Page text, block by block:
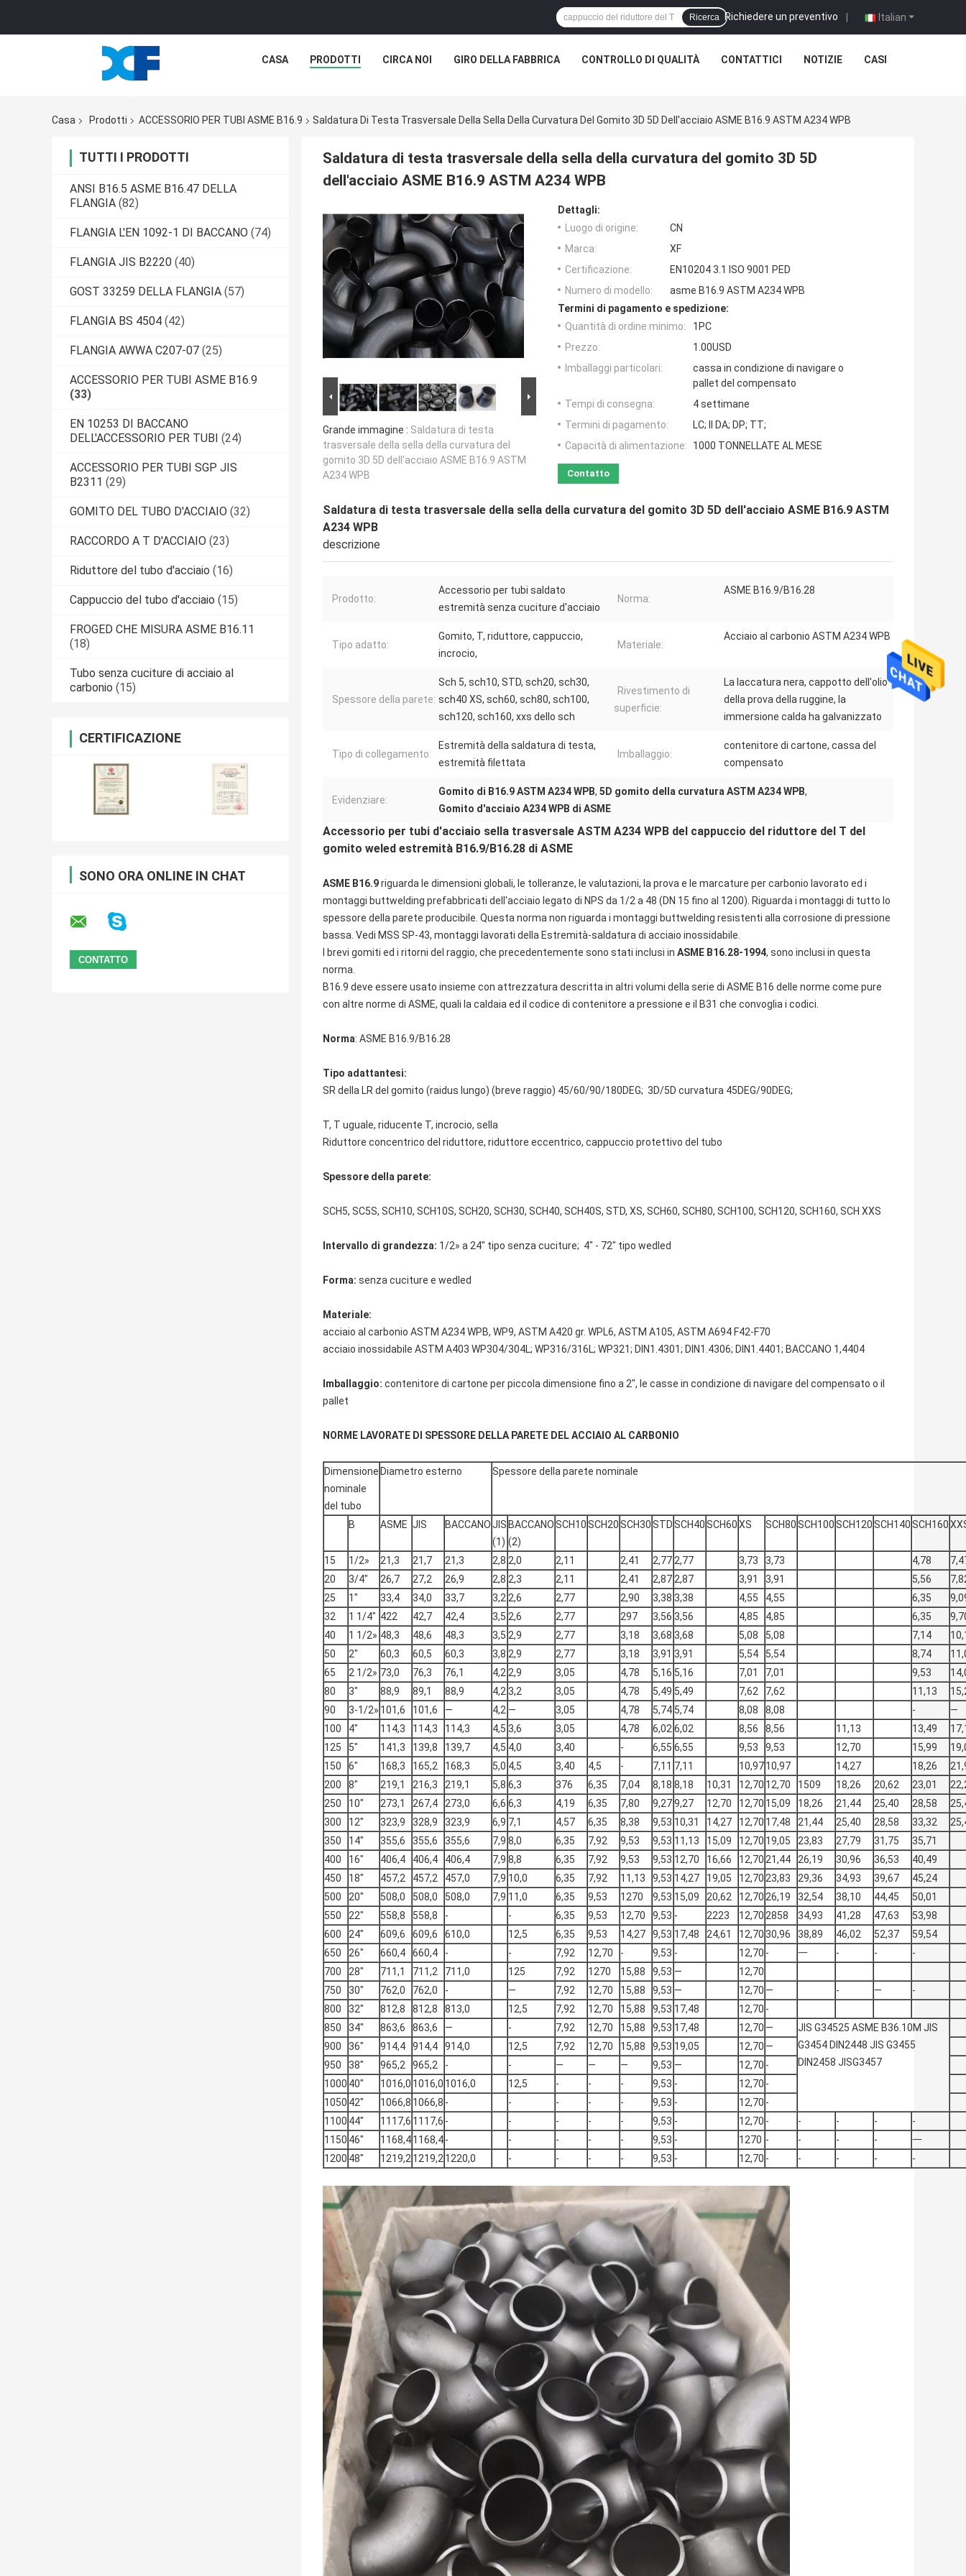
Italian
Richiedere un preventivo |
Ricerca
CASA PRODOTTI CIRCA NOI GIRO DELLA FABBRICA CONTROLLO DI QUALITÀ CONTATTICI NOTIZIE CASI
Casa Prodotti ACCESSORIO PER TUBI ASME B16.9 Saldatura Di Testa Trasversale Della Sella Della Curvatura Del Gomito 3D 5D Dell'acciaio ASME B16.9 ASTM A234 WPB
TUTTI I PRODOTTI
ANSI B16.5 ASME B16.47 DELLA
FLANGIA (82)
FLANGIA L'EN 1092-1 DI BACCANO (74)
FLANGIA JIS B2220 (40)
GOST 33259 DELLA FLANGIA (57)
FLANGIA BS 4504 (42)
FLANGIA AWWA C207-07 (25)
ACCESSORIO PER TUBI ASME B16.9
(33)
EN 10253 DI BACCANO
DELL'ACCESSORIO PER TUBI (24)
ACCESSORIO PER TUBI SGP JIS
B2311 (29)
GOMITO DEL TUBO D'ACCIAIO (32)
RACCORDO A T D'ACCIAIO (23)
Riduttore del tubo d'acciaio (16)
Cappuccio del tubo d'acciaio (15)
FROGED CHE MISURA ASME B16.11
(18)
Tubo senza cuciture di acciaio al
carbonio (15)
CERTIFICAZIONE
SONO ORA ONLINE IN CHAT
Saldatura di testa trasversale della sella della curvatura del gomito 3D 5D
dell'acciaio ASME B16.9 ASTM A234 WPB
Grande immagine : Saldatura di testa
trasversale della sella della curvatura del
gomito 3D 5D dell'acciaio ASME B16.9 ASTM
A234 WPB
Dettagli:
Luogo di origine:
CN
Marca:
XF
Certificazione:
EN10204 3.1 ISO 9001 PED
Numero di modello:
asme B16.9 ASTM A234 WPB
Termini di pagamento e spedizione:
Quantità di ordine minimo:
1PC
Prezzo:
1.00USD
Imballaggi particolari:
cassa in condizione di navigare o
pallet del compensato
Tempi di consegna:
4 settimane
Termini di pagamento:
LC; Il DA; DP; TT;
Capacità di alimentazione:
1000 TONNELLATE AL MESE
Contatto
Saldatura di testa trasversale della sella della curvatura del gomito 3D 5D dell'acciaio ASME B16.9 ASTM
A234 WPB
descrizione
Prodotto:
Accessorio per tubi saldato
estremità senza cuciture d'acciaio
Norma:
ASME B16.9/B16.28
Tipo adatto:
Gomito, T, riduttore, cappuccio,
incrocio,
Materiale:
Acciaio al carbonio ASTM A234 WPB
Spessore della parete:
Sch 5, sch10, STD, sch20, sch30,
sch40 XS, sch60, sch80, sch100,
sch120, sch160, xxs dello sch
Rivestimento di
superficie:
La laccatura nera, cappotto dell'olio
della prova della ruggine, la
immersione calda ha galvanizzato
Tipo di collegamento:
Estremità della saldatura di testa,
estremità filettata
Imballaggio:
contenitore di cartone, cassa del
compensato
Evidenziare:
Gomito di B16.9 ASTM A234 WPB, 5D gomito della curvatura ASTM A234 WPB,
Gomito d'acciaio A234 WPB di ASME
Accessorio per tubi d'acciaio sella trasversale ASTM A234 WPB del cappuccio del riduttore del T del
gomito weled estremità B16.9/B16.28 di ASME
ASME B16.9riguarda le dimensioni globali, le tolleranze, le valutazioni, la prova e le marcature per carbonio lavorato ed i
montaggi buttwelding prefabbricati dell'acciaio legato di NPS da 1/2 a 48 (DN 15 fino al 1200). Riguarda i montaggi di tutto lo
spessore della parete producibile. Questa norma non riguarda i montaggi buttwelding resistenti alla corrosione di pressione
bassa. Vedi MSS SP-43, montaggi lavorati della Estremità-saldatura di acciaio inossidabile.
I brevi gomiti ed i ritorni del raggio, che precedentemente sono stati inclusi in ASME B16.28-1994, sono inclusi in questa
norma.
B16.9 deve essere usato insieme con attrezzatura descritta in altri volumi della serie di ASME B16 delle norme come pure
con altre norme di ASME, quali la caldaia ed il codice di contenitore a pressione e il B31 che convoglia i codici.
Norma: ASME B16.9/B16.28
Tipo adattantesi:
SR della LR del gomito (raidus lungo) (breve raggio) 45/60/90/180DEG; 3D/5D curvatura 45DEG/90DEG;
T, T uguale, riducente T, incrocio, sella
Riduttore concentrico del riduttore, riduttore eccentrico, cappuccio protettivo del tubo
Spessore della parete:
SCH5, SC5S, SCH10, SCH10S, SCH20, SCH30, SCH40, SCH40S, STD, XS, SCH60, SCH80, SCH100, SCH120, SCH160, SCH XXS
Intervallo di grandezza: 1/2» a 24" tipo senza cuciture; 4" - 72" tipo wedled
Forma: senza cuciture e wedled
Materiale:
acciaio al carbonio ASTM A234 WPB, WP9, ASTM A420 gr. WPL6, ASTM A105, ASTM A694 F42-F70
acciaio inossidabile ASTM A403 WP304/304L; WP316/316L; WP321; DIN1.4301; DIN1.4306; DIN1.4401; BACCANO 1,4404
Imballaggio: contenitore di cartone per piccola dimensione fino a 2", le casse in condizione di navigare del compensato o il
pallet
NORME LAVORATE DI SPESSORE DELLA PARETE DEL ACCIAIO AL CARBONIO
Dimensione
nominale
del tubo
Diametro esterno Spessore della parete nominale
B ASME JIS BACCANOJIS
(1)
BACCANO
(2)
SCH10SCH20SCH30STDSCH40SCH60XS SCH80SCH100SCH120SCH140SCH160
15 1/2» 21,3 21,7 21,3 2,8 2,0 2,11 2,41 2,772,77 3,73 3,73 4,78
20
3/4" 26,7 27,2 26,9 2,8 2,3 2,11 2,41 2,872,87 3,91 3,91 5,56
25
1" 33,4 34,0 33,7 3,22,6 2,77 2,90 3,38 3,38 4,55 4,55 6,35
32
1 1/4" 422 42,7 42,4 3,5 2,6 2,77 297 3,56 3,56 4,85 4,85 6,35
40
1 1/2» 48,3 48,6 48,3 3,5 2,9 2,77 3,18 3,68 3,68 5,08 5,08 7,14
50
2" 60,3 60,5 60,3 3,8 2,9 2,77 3,18 3,91 3,91 5,54 5,54 8,74
65
2 1/2» 73,0 76,3 76,1 4,22,9 3,05 4,78 5,16 5,16 7,01 7,01 9,53
80
3" 88,9 89,1 88,9 4,23,2 3,05 4,78 5,49 5,49 7,62 7,62 11,13
90
3-1/2» 101,6 101,6 — 4,2 — 3,05 4,78 5,74 5,74 8,08 8,08 -
—
100
4" 114,3 114,3 114,3 4,5 3,6 3,05 4,78 6,026,02 8,56 8,56 11,13 13,49
125
5" 141,3 139,8 139,7 4,5 4,0 3,40 - 6,55 6,55 9,53 9,53 12,70 15,99
150
6" 168,3 165,2 168,3 5,0 4,5 3,40 4,5 - 7,11 7,11 10,9710,97 14,27 18,26
200
8" 219,1 216,3 219,1 5,8 6,3 376 6,35 7,04 8,18 8,18 10,31 12,70 12,70 1509 18,26 20,62 23,01
250
10" 273,1 267,4 273,0 6,6 6,3 4,19 6,35 7,80 9,279,27 12,70 12,70 15,09 18,26 21,44 25,40 28,58
300
12" 323,9 328,9 323,9 6,9 7,1 4,57 6,35 8,38 9,53 10,31 14,27 12,70 17,48 21,44 25,40 28,58 33,32
350
14" 355,6 355,6 355,6 7,9 8,0 6,35 7,92 9,53 9,53 11,13 15,09 12,70 19,05 23,83 27,79 31,75
35,71
400
16" 406,4 406,4 406,4 7,9 8,8 6,35 7,92 9,53 9,53 12,70 16,66 12,7021,44 26,19 30,96 36,53
40,49
450
18" 457,2 457,2 457,0 7,9 10,0 6,35 7,92 11,13 9,53 14,27 19,05 12,7023,83 29,36 34,93 39,67
45,24
500
20" 508,0 508,0 508,0 7,9 11,0 6,35 9,53 1270 9,53 15,09 20,62 12,7026,19 32,54 38,10 44,45
50,01
550
22" 558,8 558,8 - - 6,35 9,53 12,70 9,53 - 2223 12,702858 34,93 41,28 47,63
53,98
600
24" 609,6 609,6 610,0 12,5 6,35 9,53 14,27 9,53 17,48 24,61 12,7030,96 38,89 46,02 52,37
59,54
650
26" 660,4 660,4 - - 7,92 12,70 - 9,53 - 12,70 - 一 - -
-
700
28" 711,1 711,2 711,0 125 7,92 1270 15,88 9,53 —
12,70
750
30" 762,0 762,0 - — 7,92 12,70 15,88 9,53 — 12,70 — - —
-
800
32" 812,8 812,8 813,0 12,5 7,92 12,70 15,88 9,53 17,48 12,70 -
850
34" 863,6 863,6 — - 7,92 12,70 15,88 9,53 17,48 12,70 —
JIS G34525 ASME B36.10M JIS
G3454 DIN2448 JIS G3455
DIN2458 JISG3457
900 36" 914,4 914,4 914,0 12,5 7,92 12,70 15,88 9,53 19,05 12,70 —
950
38" 965,2 965,2 - - — — — 9,53 — 12,70 -
1000 40" 1016,0 1016,0 1016,0 12,5 - - - 9,53 - 12,70 -
1050 42" 1066,8 1066,8 - - - - - 9,53 - 12,70 -
1100 44" 1117,6 1117,6 - - - - - 9,53 - 12,70 - - - -
-
1150 46" 1168,41168,4- - - - - 9,53 - 1270 - - - -
一
1200 48" 1219,21219,21220,0 - - - - 9,53 - 12,70 - - - - -